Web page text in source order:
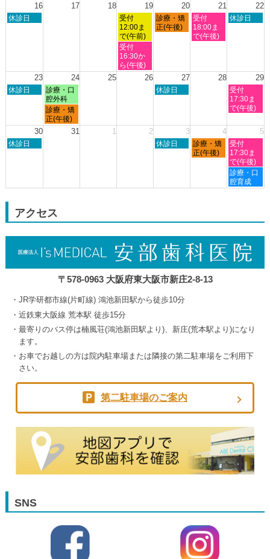
8
月
8
月
12th
2026
8
月
13th
8
月
14th
2026
8
月
16 17 18 19 20 21 22
日
2026
休診日
水
曜
日,
8
月
19th
2026
受付
12:00ま
で(午前)
木
曜
2026
診療・矯
正(午後)
金
曜
日,
2026
受付
18:00ま
で(午後)
土
2026
休診日
水
曜
日,
8
受付
16:30か
ら(午後)
23 24 25 26 27 28 29
日
月
2026
休診日
月
曜
日,
8
月
診療・口
腔外科
木
月
2026
休診日
土
曜
日,
月
2026
受付
17:30ま
で(午後)
月
曜
日,
診療・矯
正(午後)
30 31 1 2 3 4 5
日
30th
休診日
木
3rd
休診日
金
曜
4th
診療・矯
正(午後)
土
曜
日,
9
月
5th
受付
17:30ま
で(午後)
土
曜
日,
診療・口
腔育成
アクセス
〒578-0963 大阪府東大阪市新庄2-8-13
JR学研都市線(片町線) 鴻池新田駅から徒歩10分
近鉄東大阪線 荒本駅 徒歩15分
最寄りのバス停は楠風荘(鴻池新田駅より)、新庄(荒本駅より)になり
ます。
お車でお越しの方は院内駐車場または隣接の第二駐車場をご利用下
さい。
第二駐車場のご案内
SNS